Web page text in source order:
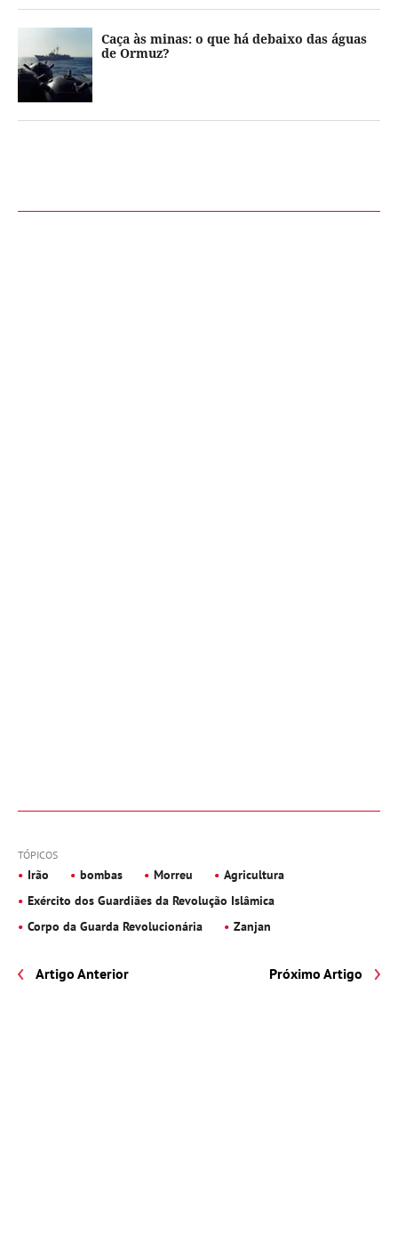
Caça às minas: o que há debaixo das águas
de Ormuz?
TÓPICOS
Irão bombas Morreu
Agricultura
Exército dos Guardiães da Revolução Islâmica
Corpo da Guarda Revolucionária
Zanjan
Artigo Anterior Próximo Artigo